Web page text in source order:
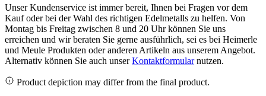
Unser Kundenservice ist immer bereit, Ihnen bei Fragen vor dem
Kauf oder bei der Wahl des richtigen Edelmetalls zu helfen. Von
Montag bis Freitag zwischen 8 und 20 Uhr können Sie uns
erreichen und wir beraten Sie gerne ausführlich, sei es bei Heimerle
und Meule Produkten oder anderen Artikeln aus unserem Angebot.
Alternativ können Sie auch unserKontaktformularnutzen.
Product depiction may differ from the final product.